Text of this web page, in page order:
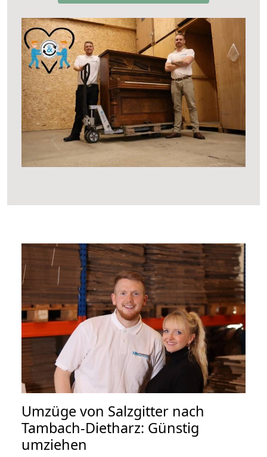
Umzüge von Salzgitter nach
Tambach-Dietharz: Günstig
umziehen